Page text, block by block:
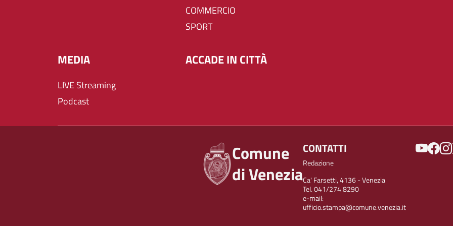
COMMERCIO
SPORT
MEDIA
LIVE Streaming
Podcast
ACCADE IN CITTÀ
Comune
di Venezia
CONTATTI
Redazione
Ca' Farsetti, 4136 - Venezia
Tel. 041/274 8290
e-mail:
ufficio.stampa@comune.venezia.it